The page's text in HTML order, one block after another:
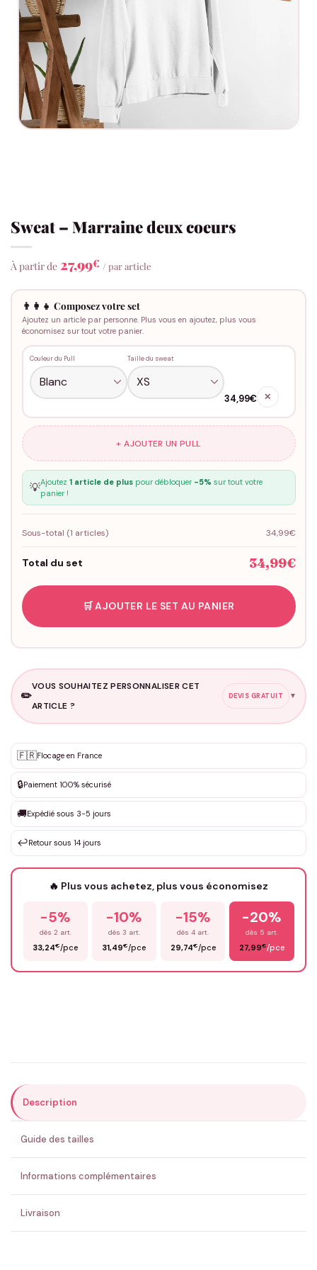
Sweat – Marraine deux coeurs
À partir de 27,99€ / par article
👨‍👩‍👧 Composez votre set
Ajoutez un article par personne. Plus vous en ajoutez, plus vous
économisez sur tout votre panier.
Couleur du Pull Taille du sweat
34,99€ ✕
+ AJOUTER UN PULL
💡Ajoutez 1 article de pluspour débloquer -5% sur tout votre
panier !
Sous-total (1 articles) 34,99€
Total du set 34,99€
🛒 AJOUTER LE SET AU PANIER
✏️
VOUS SOUHAITEZ PERSONNALISER CET
ARTICLE ?
DEVIS GRATUIT ▼
✨ Personnalisation sur mesure
DEVIS GRATUIT · Personnalisation de 3 à 10€ selon la demande
Que souhaitez-vous ?*
Votre texte / idée*
Prénom*
ENVOYER MA DEMANDE ✨
💚 Retour sous 24-48h🇫🇷 Flocage en France✅ Validation avant fabrication
🇫🇷Flocage en France
🔒Paiement 100% sécurisé
🚚Expédié sous 3-5 jours
↩️Retour sous 14 jours
🔥 Plus vous achetez, plus vous économisez
-5%
dès 2 art.
33,24€/pce
-10%
dès 3 art.
31,49€/pce
-15%
dès 4 art.
29,74€/pce
-20%
dès 5 art.
27,99€/pce
Description
Guide des tailles
Informations complémentaires
Livraison